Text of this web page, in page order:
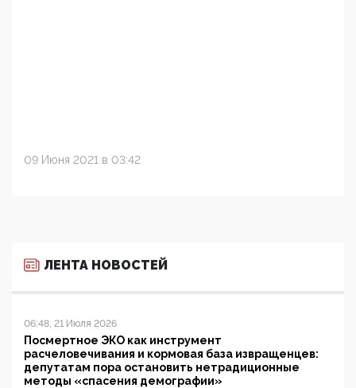
09 Июня 2021 в 03:42
ЛЕНТА НОВОСТЕЙ
06:48, 21 Июля 2026
Посмертное ЭКО как инструмент
расчеловечивания и кормовая база извращенцев:
депутатам пора остановить нетрадиционные
методы «спасения демографии»